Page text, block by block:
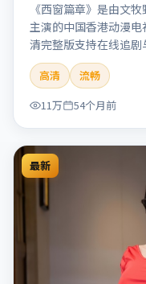
《西窗篇章》是由文
主演的中国香港动漫
清完整版支持在线追
象力丰富，剧情适合
「西窗篇章」「文牧野
「2022-02-05上映」
高清
流畅
11万
54个月前
最新